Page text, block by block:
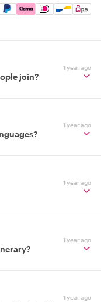
Apple Pay, Google
1 year ago
join?
1 year ago
1 year ago
1 year ago
1 year ago